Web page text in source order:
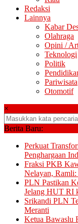
Redaksi
Lainnya
Kabar
Olahraga
Opini /
Teknologi
Politik
Pariwisata
Otomotif
×
Berita Baru:
Perkuat
Penghargaan
Fraksi PKB
Nelayan, Ramli:
PLN Pastikan
Jelang HUT RI
Srikandi PLN
Meranti
Ketua Bawaslu